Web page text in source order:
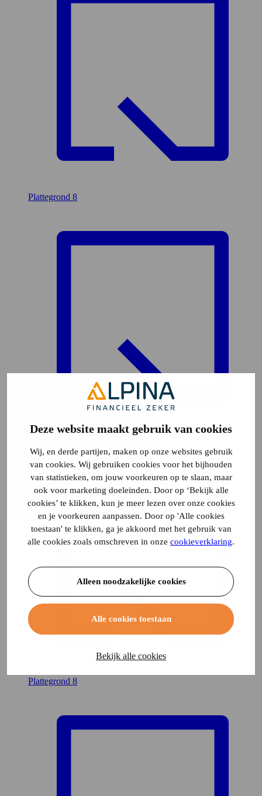
Deze website maakt gebruik van cookies
Wij, en derde partijen, maken op onze websites gebruik
van cookies. Wij gebruiken cookies voor het bijhouden
van statistieken, om jouw voorkeuren op te slaan, maar
ook voor marketing doeleinden. Door op ‘Bekijk alle
cookies’ te klikken, kun je meer lezen over onze cookies
en je voorkeuren aanpassen. Door op 'Alle cookies
toestaan' te klikken, ga je akkoord met het gebruik van
alle cookies zoals omschreven in onze cookieverklaring.
Alleen noodzakelijke cookies
Alle cookies toestaan
Bekijk alle cookies
Plattegrond 8
Plattegrond 8